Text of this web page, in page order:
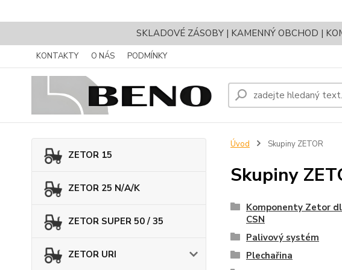
SKLADOVÉ ZÁSOBY | KAMENNÝ OBCHOD |
KONTAKTY O NÁS PODMÍNKY
ZETOR 15
ZETOR 25 N/A/K
ZETOR SUPER 50 / 35
ZETOR URI
Úvod Skupiny ZETOR
Skupiny
Komponenty Zetor
CSN
Palivový systém
Plechařina